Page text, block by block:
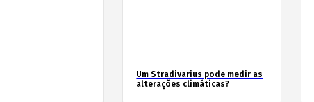
Um Stradivarius pode medir as
alterações climáticas?